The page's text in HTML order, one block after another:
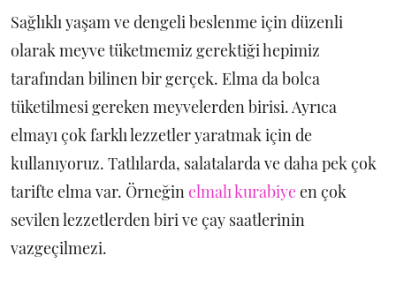
Sağlıklı yaşam ve dengeli beslenme için düzenli
olarak meyve tüketmemiz gerektiği hepimiz
tarafından bilinen bir gerçek. Elma da bolca
tüketilmesi gereken meyvelerden birisi. Ayrıca
elmayı çok farklı lezzetler yaratmak için de
kullanıyoruz. Tatlılarda, salatalarda ve daha pek çok
tarifte elma var. Örneğinelmalı kurabiyeen çok
sevilen lezzetlerden biri ve çay saatlerinin
vazgeçilmezi.